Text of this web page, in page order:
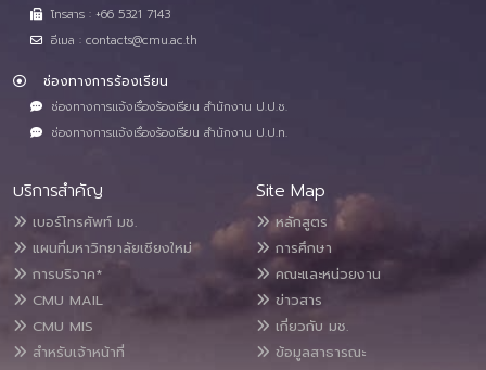
โทรสาร : +66 5321 7143
อีเมล : contacts@cmu.ac.th
ช่องทางการร้องเรียน
ช่องทางการแจ้งเรื่องร้องเรียน สำนักงาน ป.ป.ช.
ช่องทางการแจ้งเรื่องร้องเรียน สำนักงาน ป.ป.ท.
บริการสำคัญ
เบอร์โทรศัพท์ มช.
แผนที่มหาวิทยาลัยเชียงใหม่
การบริจาค*
CMU MAIL
CMU MIS
สำหรับเจ้าหน้าที่
Site Map
หลักสูตร
การศึกษา
คณะและหน่วยงาน
ข่าวสาร
เกี่ยวกับ มช.
ข้อมูลสาธารณะ